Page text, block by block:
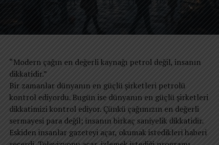
Umut Yılmazkeçeci Yazdı;Almanya’da Covid-19 Aşısı
Mağdurlarına…
Fuarında
“Modern çağın en değerli kaynağı petrol değil, insanın
dikkatidir.”
Bir zamanlar dünyanın en güçlü şirketleri petrolü
kontrol ediyordu. Bugün ise dünyanın en güçlü şirketleri
dikkatimizi kontrol ediyor. Çünkü çağımızın en değerli
sermayesi para değil; insanın birkaç saniyelik dikkatidir.
Eskiden insanlar gazeteyi açar, okumak istedikleri haberi